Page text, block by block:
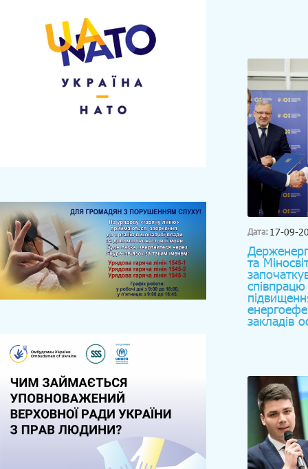
Дата:17-09-
та
закладів